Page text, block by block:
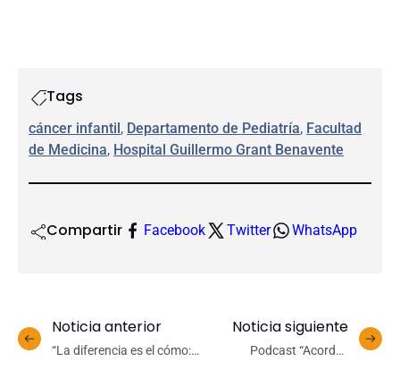
Tags
cáncer infantil , Departamento de Pediatría, Facultad
de Medicina, Hospital Guillermo Grant Benavente
Compartir Facebook Twitter WhatsApp
Noticia anterior
“La diferencia es el cómo:
Noticia siguiente
Podcast “Acordes